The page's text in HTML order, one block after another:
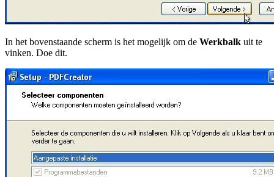
In het bovenstaande scherm is het mogelijk om de Werkbalk uit te
vinken. Doe dit.